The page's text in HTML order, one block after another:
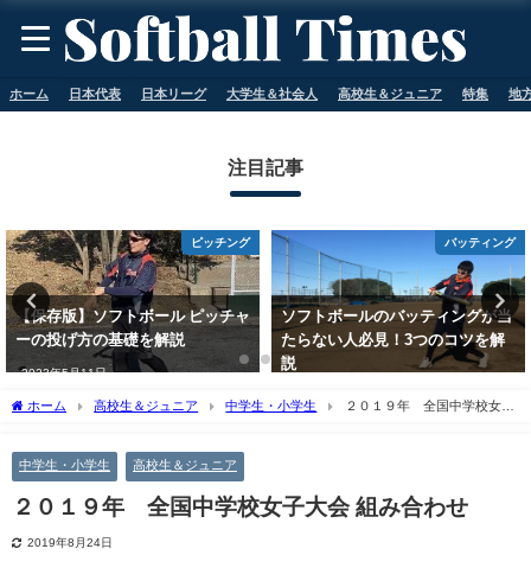
ホーム 日本代表 日本リーグ 大学生＆社会人 高校生＆ジュニア 特集 地
注目記事
ピッチング
【保存版】ソフトボール ピッチャ
ーの投げ方の基礎を解説
2023年5月11日
バッティング
ソフトボールのバッティングが当
たらない人必見！3つのコツを解
説
ホーム 高校生＆ジュニア 中学生・小学生
２０１９年 全国中学校女子
中学生・小学生 高校生＆ジュニア
２０１９年 全国中学校女子大会 組み合わせ
2019年8月24日